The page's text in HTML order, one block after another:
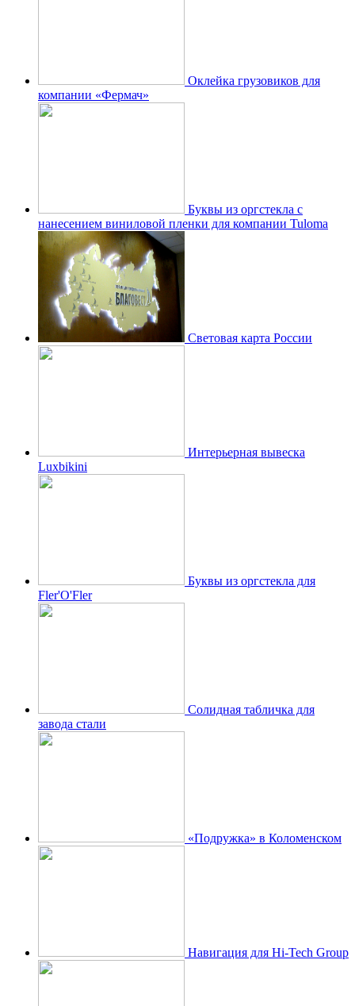
Оклейка грузовиков для
компании «Фермач»
Буквы из оргстекла с
нанесением виниловой пленки для компании Tuloma
Световая карта России
Интерьерная вывеска
Luxbikini
Буквы из оргстекла для
Fler'O'Fler
Солидная табличка для
завода стали
«Подружка» в Коломенском
Навигация для Hi-Tech Group